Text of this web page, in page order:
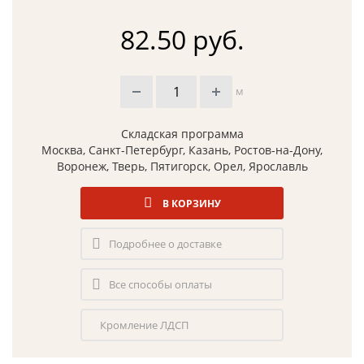
82.50 руб.
м
Складская программа
Москва, Санкт-Петербург, Казань, Ростов-на-Дону,
Воронеж, Тверь, Пятигорск, Орел, Ярославль
В КОРЗИНУ
Подробнее о доставке
Все способы оплаты
Кромление ЛДСП